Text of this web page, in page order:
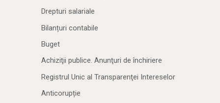
Drepturi salariale
Bilanțuri contabile
Buget
Achiziţii publice. Anunţuri de închiriere
Registrul Unic al Transparenţei Intereselor
Anticorupție